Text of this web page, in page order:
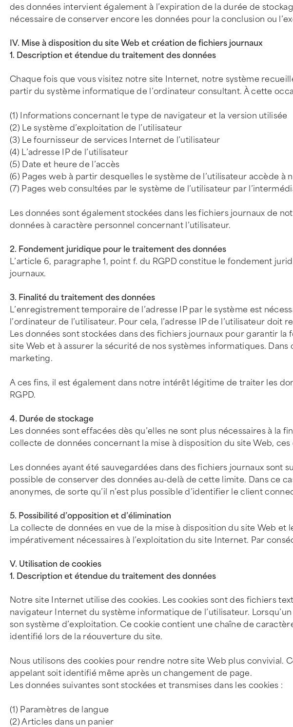
des données intervient également à l’expiration de la durée de
nécessaire de conserver encore les données pour la conclusion ou
IV. Mise à disposition du site Web et création de fichiers journaux
1. Description et étendue du traitement des données
Chaque fois que vous visitez notre site Internet, notre système
partir du système informatique de l’ordinateur consultant. À cette
(1) Informations concernant le type de navigateur et la version utilisée
(2) Le système d’exploitation de l’utilisateur
(3) Le fournisseur de services Internet de l’utilisateur
(4) L’adresse IP de l’utilisateur
(5) Date et heure de l’accès
(6) Pages web à partir desquelles le système de l’utilisateur accède à
(7) Pages web consultées par le système de l’utilisateur par
Les données sont également stockées dans les fichiers journaux de
données à caractère personnel concernant l’utilisateur.
2. Fondement juridique pour le traitement des données
L’article 6, paragraphe 1, point f. du RGPD constitue le fondement
journaux.
3. Finalité du traitement des données
L’enregistrement temporaire de l’adresse IP par le système est
l’ordinateur de l’utilisateur. Pour cela, l’adresse IP de l’utilisateur
Les données sont stockées dans des fichiers journaux pour garantir
site Web et à assurer la sécurité de nos systèmes informatiques.
marketing.
A ces fins, il est également dans notre intérêt légitime de traiter les
RGPD.
4. Durée de stockage
Les données sont effacées dès qu’elles ne sont plus nécessaires à la
collecte de données concernant la mise à disposition du site Web,
Les données ayant été sauvegardées dans des fichiers journaux
possible de conserver des données au-delà de cette limite. Dans ce
anonymes, de sorte qu’il n’est plus possible d’identifier le client
5. Possibilité d’opposition et d’élimination
La collecte de données en vue de la mise à disposition du site Web
impérativement nécessaires à l’exploitation du site Internet. Par
V. Utilisation de cookies
1. Description et étendue du traitement des données
Notre site Internet utilise des cookies. Les cookies sont des fichiers
navigateur Internet du système informatique de l’utilisateur.
son système d’exploitation. Ce cookie contient une chaîne de
identifié lors de la réouverture du site.
Nous utilisons des cookies pour rendre notre site Web plus
appelant soit identifié même après un changement de page.
Les données suivantes sont stockées et transmises dans les cookies :
(1) Paramètres de langue
(2) Articles dans un panier